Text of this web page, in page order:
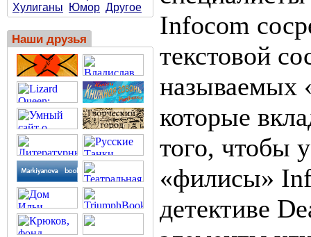
Хулиганы
Юмор Другое
Наши друзья
Infocom
текстовой
называемых
которые
того, чтобы
«филисы»
детективе